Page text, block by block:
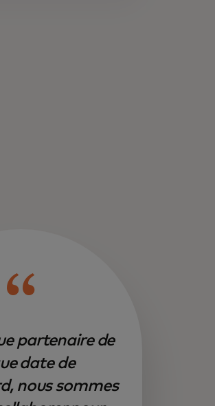
partenaire de
date de
nous sommes